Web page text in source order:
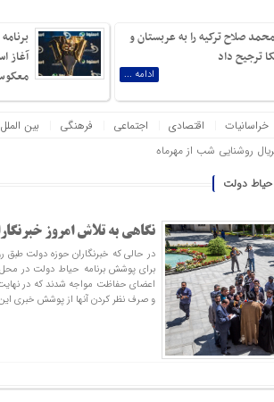
با یک ارتش دویست‌هزارنفری بیم دارم! ناپلئون بناپارت
صلاح ترکیه را به عربستان و
ترجیح داد
ادامه ...
آغاز
خراسانیات اقتصادی اجتماعی فرهنگی بین الملل
روشنایی شب از مهرماه
دولت
نگاهی به تلاش امروز
در حالی که خبرنگاران حوزه دولت
برای پوشش برنامه حیاط دولت در
اعضای حفاظت مواجه شدند که در
و صرف نظر کردن آنها از پوشش خبری